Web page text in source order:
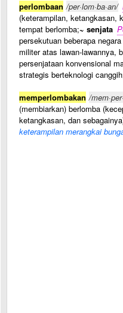
perlombaan /per·lom·ba·an/
(keterampilan, ketangkasan,
tempat berlomba;~ senjata
persekutuan beberapa
militer atas lawan-lawannya,
persenjataan konvensional
strategis berteknologi
memperlombakan /
(membiarkan) berlomba
ketangkasan, dan
keterampilan merangkai